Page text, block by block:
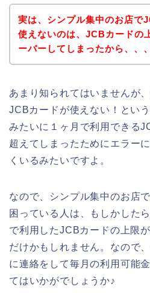
実は、シンプル集中のお店で
使えないのは、JCBカードの
ーバーしてしまったから、、
あまり知られてはいませんが
JCBカードが使えない！とい
みたいに１ヶ月で利用できる
超えてしまったためにエラー
くいるみたいですよ。
なので、シンプル集中のお店
困っている人は、もしかした
で利用したJCBカードの上限
だけかもしれません。なので
に連絡をして毎月の利用可能
てはいかがでしょうか♪